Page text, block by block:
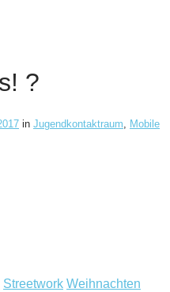
?
in Jugendkontaktraum, Mobile
Streetwork Weihnachten